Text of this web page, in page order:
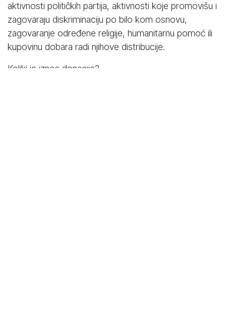
aktivnosti političkih partija, aktivnosti koje promovišu i
zagovaraju diskriminaciju po bilo kom osnovu,
zagovaranje određene religije, humanitarnu pomoć ili
kupovinu dobara radi njihove distribucije.
Koliki je iznos donacije?